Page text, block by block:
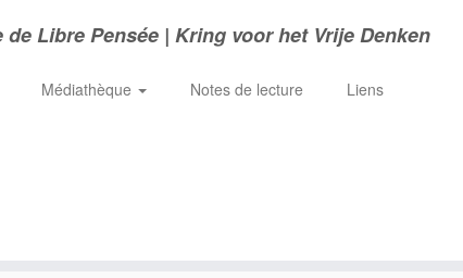
de Libre Pensée | Kring voor het Vrije Denken
Médiathèque Notes de lecture
Liens